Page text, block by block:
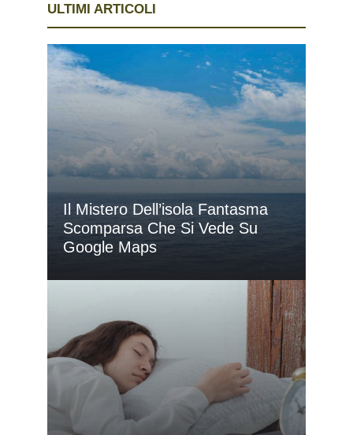
ULTIMI ARTICOLI
Il Mistero Dell’isola Fantasma
Scomparsa Che Si Vede Su
Google Maps